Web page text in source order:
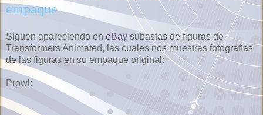
empaque
Siguen apareciendo en eBay subastas de figuras de
Transformers Animated, las cuales nos muestras fotografías
de las figuras en su empaque original:
Prowl: